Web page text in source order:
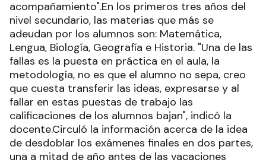
acompañamiento".En los primeros tres años del
nivel secundario, las materias que más se
adeudan por los alumnos son: Matemática,
Lengua, Biología, Geografía e Historia. "Una de las
fallas es la puesta en práctica en el aula, la
metodología, no es que el alumno no sepa, creo
que cuesta transferir las ideas, expresarse y al
fallar en estas puestas de trabajo las
calificaciones de los alumnos bajan", indicó la
docente.Circuló la información acerca de la idea
de desdoblar los exámenes finales en dos partes,
una a mitad de año antes de las vacaciones